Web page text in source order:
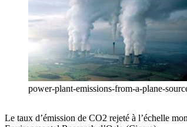
power-plant-emissions-from-a-plane-
Le taux d’émission de CO2 rejeté à l’échelle